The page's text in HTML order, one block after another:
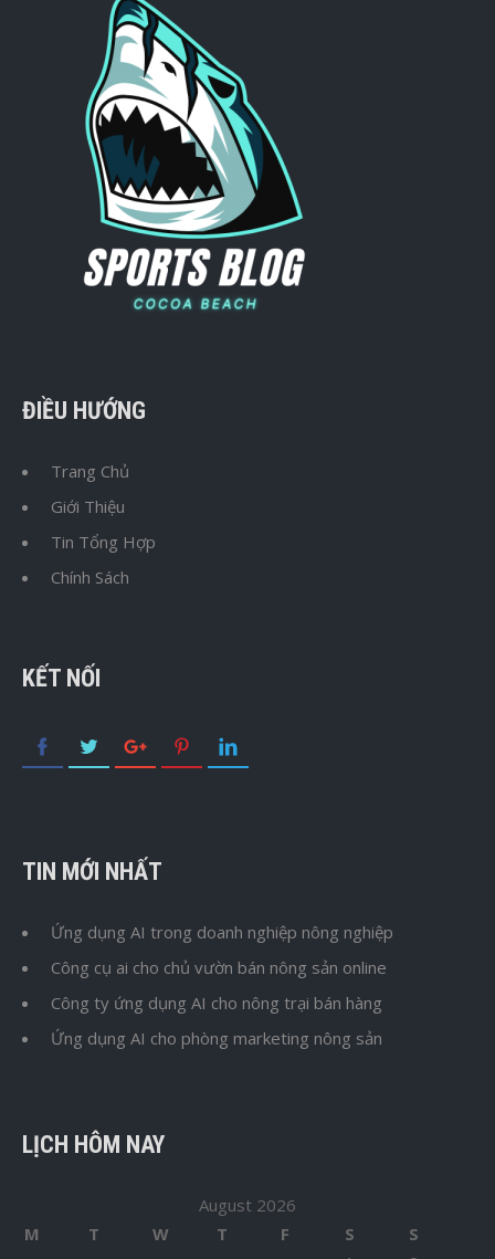
ĐIỀU HƯỚNG
Trang Chủ
Giới Thiệu
Tin Tổng Hợp
Chính Sách
KẾT NỐI
TIN MỚI NHẤT
Ứng dụng AI trong doanh nghiệp nông nghiệp
Công cụ ai cho chủ vườn bán nông sản online
Công ty ứng dụng AI cho nông trại bán hàng
Ứng dụng AI cho phòng marketing nông sản
LỊCH HÔM NAY
August 2026
M
T W T F S
S